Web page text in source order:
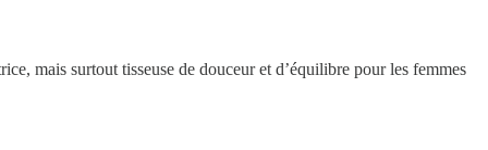
mais surtout tisseuse de douceur et d’équilibre pour les femmes